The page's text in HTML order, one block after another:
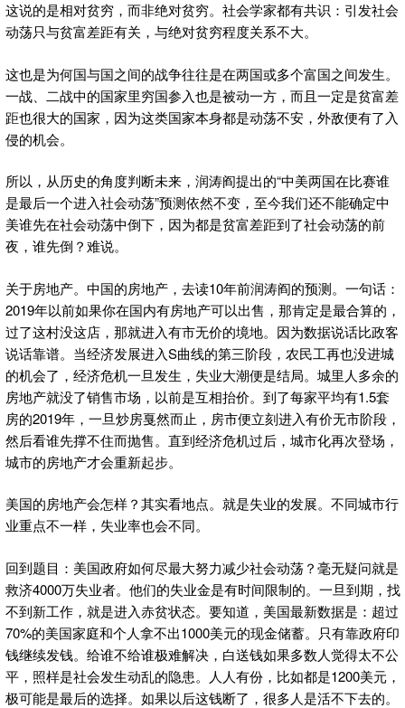
这说的是相对贫穷，而非绝对贫穷。社会学家都有共识：引发社会
动荡只与贫富差距有关，与绝对贫穷程度关系不大。
这也是为何国与国之间的战争往往是在两国或多个富国之间发生。
一战、二战中的国家里穷国参入也是被动一方，而且一定是贫富差
距也很大的国家，因为这类国家本身都是动荡不安，外敌便有了入
侵的机会。
所以，从历史的角度判断未来，润涛阎提出的“中美两国在比赛谁
是最后一个进入社会动荡”预测依然不变，至今我们还不能确定中
美谁先在社会动荡中倒下，因为都是贫富差距到了社会动荡的前
夜，谁先倒？难说。
关于房地产。中国的房地产，去读10年前润涛阎的预测。一句话：
2019年以前如果你在国内有房地产可以出售，那肯定是最合算的，
过了这村没这店，那就进入有市无价的境地。因为数据说话比政客
说话靠谱。当经济发展进入S曲线的第三阶段，农民工再也没进城
的机会了，经济危机一旦发生，失业大潮便是结局。城里人多余的
房地产就没了销售市场，以前是互相抬价。到了每家平均有1.5套
房的2019年，一旦炒房戛然而止，房市便立刻进入有价无市阶段，
然后看谁先撑不住而抛售。直到经济危机过后，城市化再次登场，
城市的房地产才会重新起步。
美国的房地产会怎样？其实看地点。就是失业的发展。不同城市行
业重点不一样，失业率也会不同。
回到题目：美国政府如何尽最大努力减少社会动荡？毫无疑问就是
救济4000万失业者。他们的失业金是有时间限制的。一旦到期，找
不到新工作，就是进入赤贫状态。要知道，美国最新数据是：超过
70%的美国家庭和个人拿不出1000美元的现金储蓄。只有靠政府印
钱继续发钱。给谁不给谁极难解决，白送钱如果多数人觉得太不公
平，照样是社会发生动乱的隐患。人人有份，比如都是1200美元，
极可能是最后的选择。如果以后这钱断了，很多人是活不下去的。